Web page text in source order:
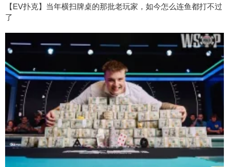
【EV扑克】当年横扫牌桌的那批老玩家，如今怎么连鱼都打不过
了